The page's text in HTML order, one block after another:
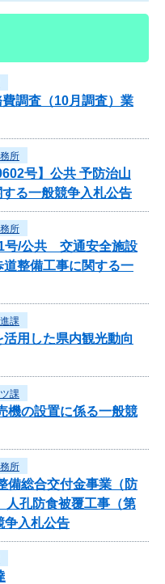
調査（10月調査）業
所
号】公共 予防治山
る一般競争入札公告
所
1号/公共 交通安全施設
整備工事に関する一
課
用した県内観光動向
課
機の設置に係る一般競
所
備総合交付金事業（防
人孔防食被覆工事（第
争入札公告